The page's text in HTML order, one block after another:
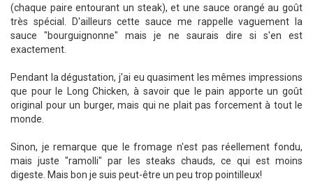
(chaque paire entourant un steak), et une sauce orangé au goût
très spécial. D'ailleurs cette sauce me rappelle vaguement la
sauce "bourguignonne" mais je ne saurais dire si s'en est
exactement.
Pendant la dégustation, j'ai eu quasiment les mêmes impressions
que pour le Long Chicken, à savoir que le pain apporte un goût
original pour un burger, mais qui ne plait pas forcement à tout le
monde.
Sinon, je remarque que le fromage n'est pas réellement fondu,
mais juste "ramolli" par les steaks chauds, ce qui est moins
digeste. Mais bon je suis peut-être un peu trop pointilleux!